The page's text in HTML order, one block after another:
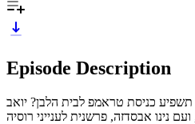
Episode Description
כניסת טראמפ לבית הלבן? יואב
נינו אבסדזה, פרשנית לענייני רוסיה